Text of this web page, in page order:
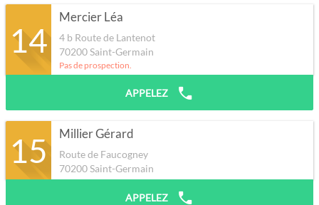
14
Mercier Léa
4 b Route de Lantenot
70200Saint-Germain
Pas de prospection.
APPELEZ
15 Millier Gérard
Route de Faucogney
70200Saint-Germain
APPELEZ